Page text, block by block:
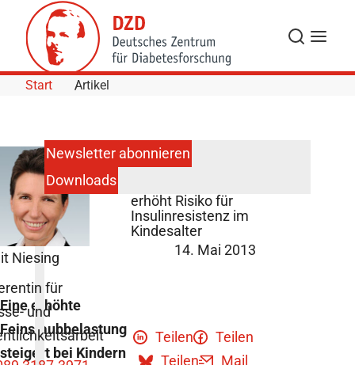
Skip to Content
Suche
Start Artikel
erhöht Risiko für
Insulinresistenz im
Kindesalter
14. Mai 2013
Eine erhöhte
Feinstaubbelastung
steigert bei Kindern
Teilen
Teilen
Teilen
Mail
Niesing
für
und
Newsletter abonnieren
Downloads